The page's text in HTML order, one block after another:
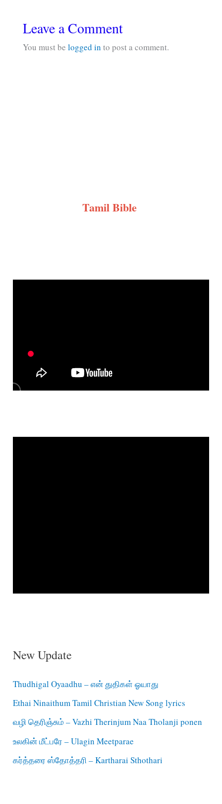
Leave a Comment
You must be logged in to post a comment.
Tamil Bible
New Update
Thudhigal Oyaadhu – என் துதிகள் ஓயாது
Ethai Ninaithum Tamil Christian New Song lyrics
வழி தெரிஞ்சும் – Vazhi Therinjum Naa Tholanji ponen
உலகின் மீட்பரே – Ulagin Meetparae
கர்த்தரை ஸ்தோத்தரி – Kartharai Sthothari